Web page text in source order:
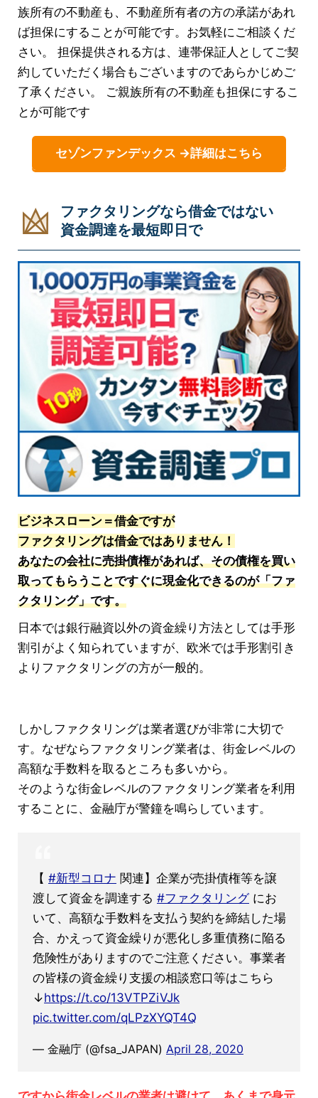
族所有の不動産も、不動産所有者の方の承諾があれ
ば担保にすることが可能です。お気軽にご相談くだ
さい。 担保提供される方は、連帯保証人としてご契
約していただく場合もございますのであらかじめご
了承ください。 ご親族所有の不動産も担保にするこ
とが可能です
セゾンファンデックス →詳細はこちら
ファクタリングなら借金ではない
資金調達を最短即日で
ビジネスローン＝借金ですが
ファクタリングは借金ではありません！
あなたの会社に売掛債権があれば、その債権を買い
取ってもらうことですぐに現金化できるのが「ファ
クタリング」です。
日本では銀行融資以外の資金繰り方法としては手形
割引がよく知られていますが、欧米では手形割引き
よりファクタリングの方が一般的。
しかしファクタリングは業者選びが非常に大切で
す。なぜならファクタリング業者は、街金レベルの
高額な手数料を取るところも多いから。
そのような街金レベルのファクタリング業者を利用
することに、金融庁が警鐘を鳴らしています。
【 #新型コロナ 関連】企業が売掛債権等を譲
渡して資金を調達する #ファクタリングにお
いて、高額な手数料を支払う契約を締結した場
合、かえって資金繰りが悪化し多重債務に陥る
危険性がありますのでご注意ください。事業者
の皆様の資金繰り支援の相談窓口等はこちら
↓https://t.co/13VTPZiVJk
pic.twitter.com/qLPzXYQT4Q
— 金融庁 (@fsa_JAPAN) April 28, 2020